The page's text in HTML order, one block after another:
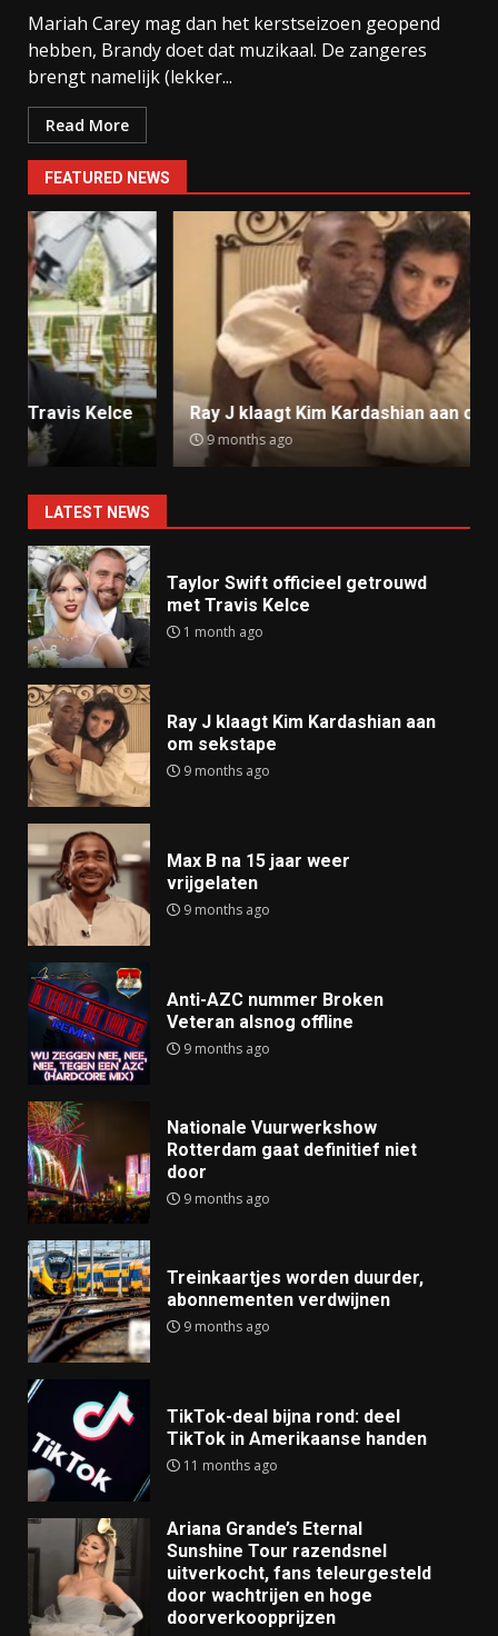
Mariah Carey mag dan het kerstseizoen geopend
hebben, Brandy doet dat muzikaal. De zangeres
brengt namelijk (lekker...
Read More
FEATURED NEWS
Ray J klaagt Kim Kardashian aan om sekstape
9 months ago
LATEST NEWS
Taylor Swift officieel getrouwd
met Travis Kelce
1 month ago
Ray J klaagt Kim Kardashian aan
om sekstape
9 months ago
Max B na 15 jaar weer
vrijgelaten
9 months ago
Anti-AZC nummer Broken
Veteran alsnog offline
9 months ago
Nationale Vuurwerkshow
Rotterdam gaat definitief niet
door
9 months ago
Treinkaartjes worden duurder,
abonnementen verdwijnen
9 months ago
TikTok-deal bijna rond: deel
TikTok in Amerikaanse handen
11 months ago
Ariana Grande’s Eternal
Sunshine Tour razendsnel
uitverkocht, fans teleurgesteld
door wachtrijen en hoge
doorverkoopprijzen